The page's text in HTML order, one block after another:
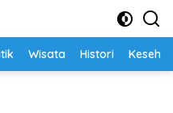
Wisata Histori